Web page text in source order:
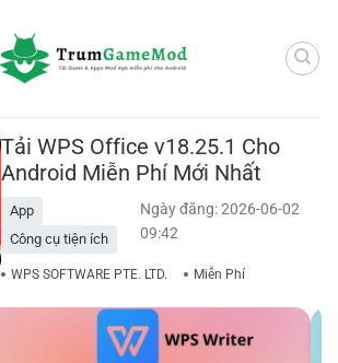
Tải WPS Office v18.25.1 Cho
Android Miễn Phí Mới Nhất
App
Công cụ tiện ích
Ngày đăng: 2026-06-02
09:42
WPS SOFTWARE PTE. LTD. Miễn Phí